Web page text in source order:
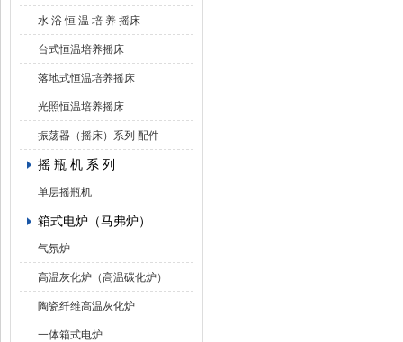
水 浴 恒 温 培 养 摇床
台式恒温培养摇床
落地式恒温培养摇床
光照恒温培养摇床
振荡器（摇床）系列 配件
摇 瓶 机 系 列
单层摇瓶机
箱式电炉（马弗炉）
气氛炉
高温灰化炉（高温碳化炉）
陶瓷纤维高温灰化炉
一体箱式电炉